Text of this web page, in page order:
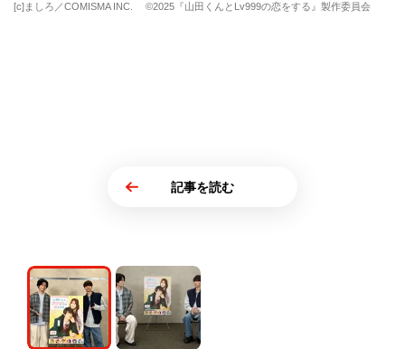
[c]ましろ／COMISMA INC. ©2025『山田くんとLv999の恋をする』製作委員会
記事を読む